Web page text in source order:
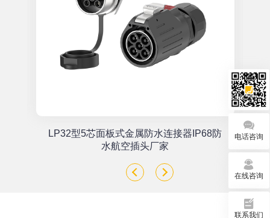
LP32型5芯面板式金属防水连接器IP68防
水航空插头厂家
电话咨询
在线咨询
联系我们